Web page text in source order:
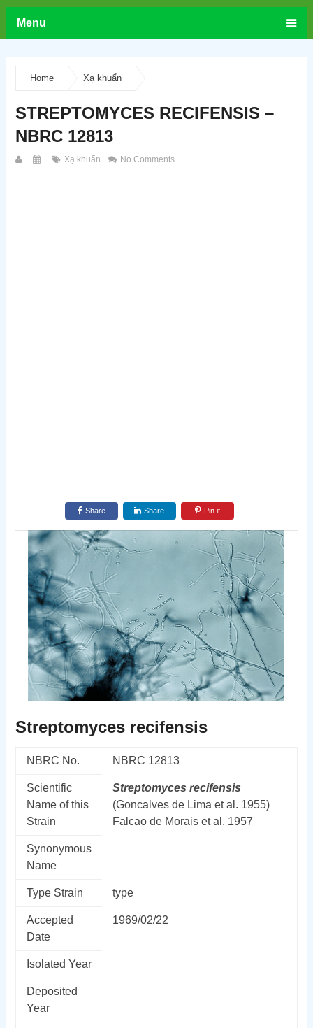
Menu
Home Xạ khuẩn
STREPTOMYCES RECIFENSIS –
NBRC 12813
Xạ khuẩn No Comments
Share Share Pin it
Streptomyces recifensis
NBRC No. NBRC 12813
Scientific
Name of this
Strain
Streptomyces recifensis
(Goncalves de Lima et al. 1955)
Falcao de Morais et al. 1957
Synonymous
Name
Type Strain type
Accepted
Date
1969/02/22
Isolated Year
Deposited
Year